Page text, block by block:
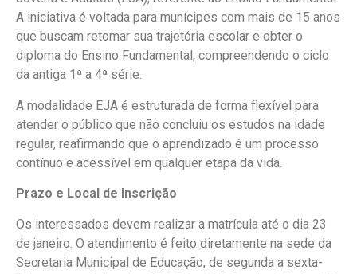
A iniciativa é voltada para munícipes com mais de 15 anos
que buscam retomar sua trajetória escolar e obter o
diploma do Ensino Fundamental, compreendendo o ciclo
da antiga 1ª a 4ª série.
A modalidade EJA é estruturada de forma flexível para
atender o público que não concluiu os estudos na idade
regular, reafirmando que o aprendizado é um processo
contínuo e acessível em qualquer etapa da vida.
Prazo e Local de Inscrição
Os interessados devem realizar a matrícula até o dia 23
de janeiro. O atendimento é feito diretamente na sede da
Secretaria Municipal de Educação, de segunda a sexta-